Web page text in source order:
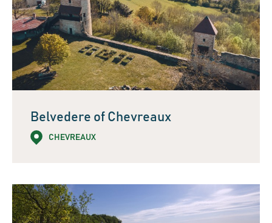
Belvedere of Chevreaux
CHEVREAUX